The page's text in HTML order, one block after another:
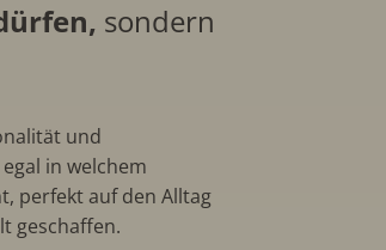
sondern
und
in welchem
perfekt auf den Alltag
geschaffen.